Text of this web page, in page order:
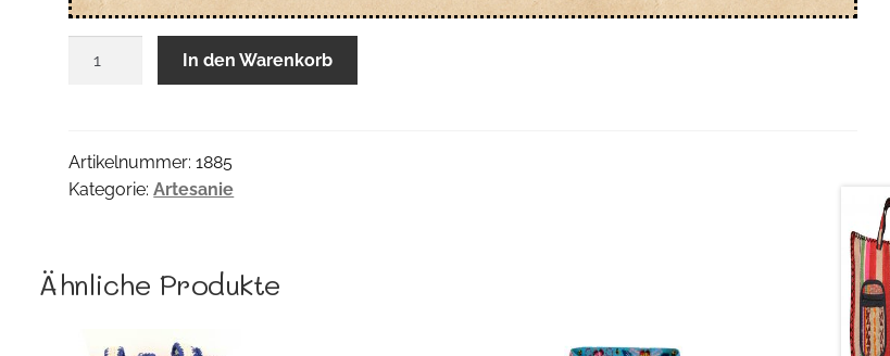
In den Warenkorb
Artikelnummer:1885
Kategorie:Artesanie
Ähnliche Produkte